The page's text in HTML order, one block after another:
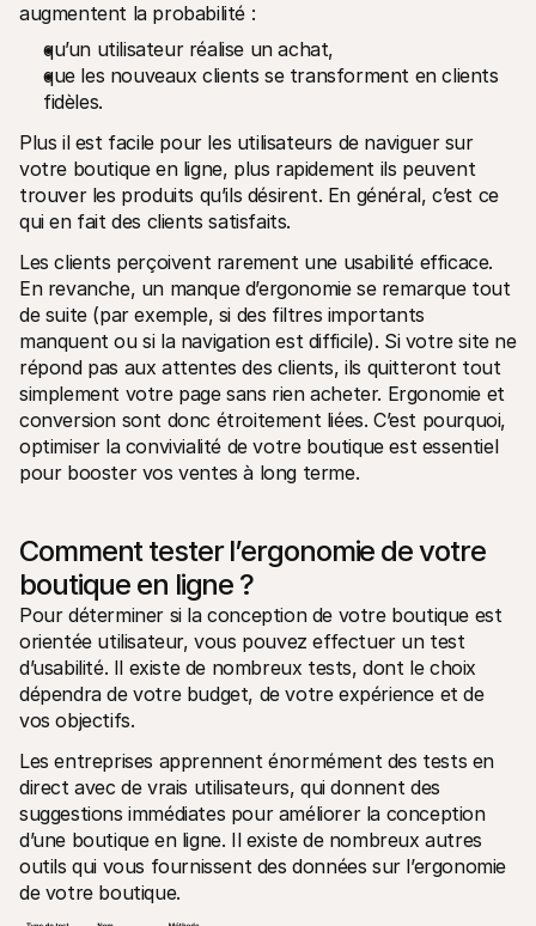
augmentent la probabilité :
qu’un utilisateur réalise un achat,
que les nouveaux clients se transforment en clients
fidèles.
Plus il est facile pour les utilisateurs de naviguer sur
votre boutique en ligne, plus rapidement ils peuvent
trouver les produits qu’ils désirent. En général, c’est ce
qui en fait des clients satisfaits.
Les clients perçoivent rarement une usabilité efficace.
En revanche, un manque d’ergonomie se remarque tout
de suite (par exemple, si des filtres importants
manquent ou si la navigation est difficile). Si votre site ne
répond pas aux attentes des clients, ils quitteront tout
simplement votre page sans rien acheter. Ergonomie et
conversion sont donc étroitement liées. C’est pourquoi,
optimiser la convivialité de votre boutique est essentiel
pour booster vos ventes à long terme.
Comment tester l’ergonomie de votre
boutique en ligne ?
Pour déterminer si la conception de votre boutique est
orientée utilisateur, vous pouvez effectuer un test
d’usabilité. Il existe de nombreux tests, dont le choix
dépendra de votre budget, de votre expérience et de
vos objectifs.
Les entreprises apprennent énormément des tests en
direct avec de vrais utilisateurs, qui donnent des
suggestions immédiates pour améliorer la conception
d’une boutique en ligne. Il existe de nombreux autres
outils qui vous fournissent des données sur l’ergonomie
de votre boutique.